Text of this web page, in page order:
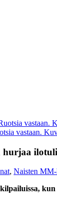
vastaan.
hurjaa
, Naisten